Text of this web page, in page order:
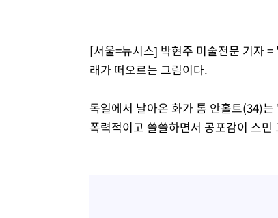
[서울=뉴시스] 박현주 미술전문 기자
래가 떠오르는 그림이다.
독일에서 날아온 화가 톰 안홀트(34)
폭력적이고 쓸쓸하면서 공포감이 스민